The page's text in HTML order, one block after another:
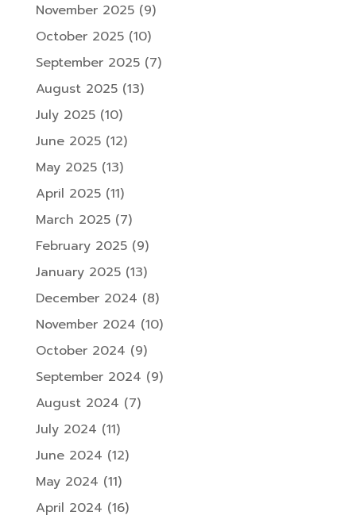
November 2025(9)
October 2025(10)
September 2025(7)
August 2025(13)
July 2025(10)
June 2025(12)
May 2025(13)
April 2025(11)
March 2025(7)
February 2025(9)
January 2025(13)
December 2024 (8)
November 2024 (10)
October 2024 (9)
September 2024 (9)
August 2024 (7)
July 2024 (11)
June 2024 (12)
May 2024 (11)
April 2024 (16)